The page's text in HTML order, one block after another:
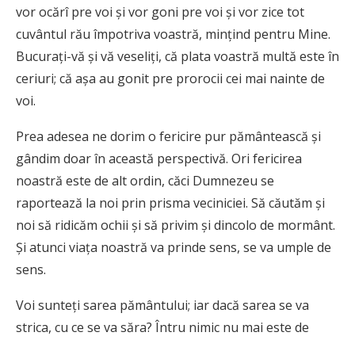
vor ocărî pre voi şi vor goni pre voi şi vor zice tot
cuvântul rău împotriva voastră, minţind pentru Mine.
Bucuraţi-vă şi vă veseliţi, că plata voastră multă este în
ceriuri; că aşa au gonit pre prorocii cei mai nainte de
voi.
Prea adesea ne dorim o fericire pur pământească și
gândim doar în această perspectivă. Ori fericirea
noastră este de alt ordin, căci Dumnezeu se
raportează la noi prin prisma veciniciei. Să căutăm și
noi să ridicăm ochii și să privim și dincolo de mormânt.
Și atunci viața noastră va prinde sens, se va umple de
sens.
Voi sunteţi sarea pământului; iar dacă sarea se va
strica, cu ce se va săra? Întru nimic nu mai este de